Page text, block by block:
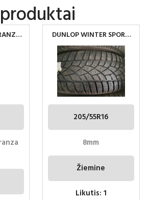
DUNLOP WINTER SPORT
3D 205/55R16
205/55R16
8mm
Žiemine
Likutis: 1